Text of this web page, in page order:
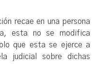
recae en una persona
esta no se modifica
que esta se ejerce a
judicial sobre dichas